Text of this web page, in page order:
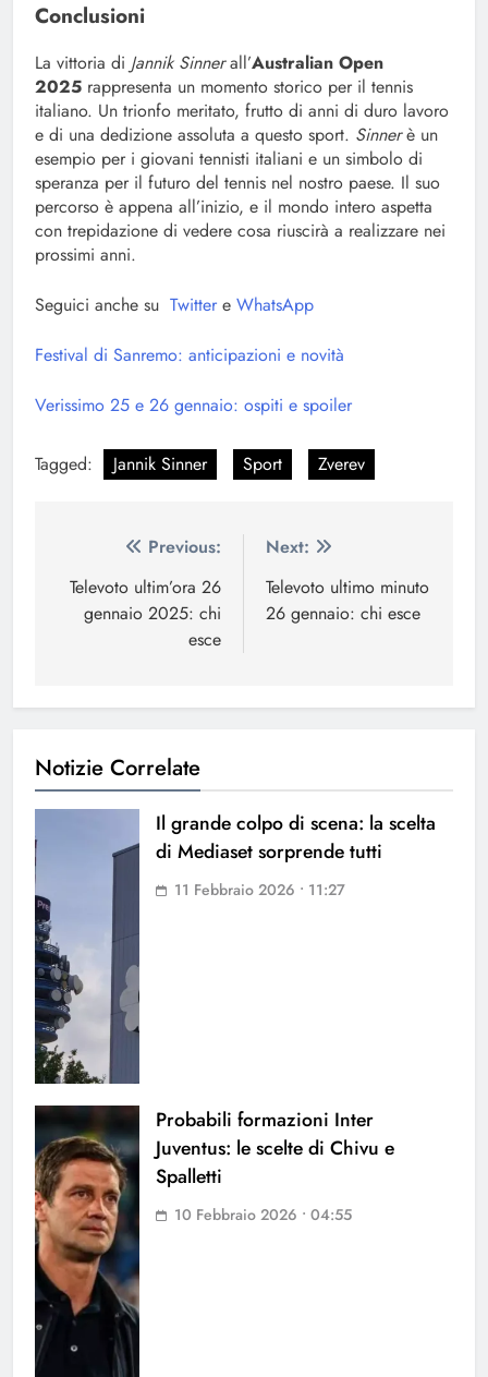
Conclusioni
La vittoria di Jannik Sinnerall’Australian Open
2025 rappresenta un momento storico per il tennis
italiano. Un trionfo meritato, frutto di anni di duro lavoro
e di una dedizione assoluta a questo sport. Sinnerè un
esempio per i giovani tennisti italiani e un simbolo di
speranza per il futuro del tennis nel nostro paese. Il suo
percorso è appena all’inizio, e il mondo intero aspetta
con trepidazione di vedere cosa riuscirà a realizzare nei
prossimi anni.
Seguici anche su Twitter e WhatsApp
Festival di Sanremo: anticipazioni e novità
Verissimo 25 e 26 gennaio: ospiti e spoiler
Tagged: Jannik Sinner Sport Zverev
Navigazione
articoli
Previous:
Televoto ultim’ora 26
gennaio 2025: chi
esce
Next:
Televoto ultimo minuto
26 gennaio: chi esce
Notizie Correlate
Il grande colpo di scena: la scelta
di Mediaset sorprende tutti
11 Febbraio 2026 • 11:27
Probabili formazioni Inter
Juventus: le scelte di Chivu e
Spalletti
10 Febbraio 2026 • 04:55